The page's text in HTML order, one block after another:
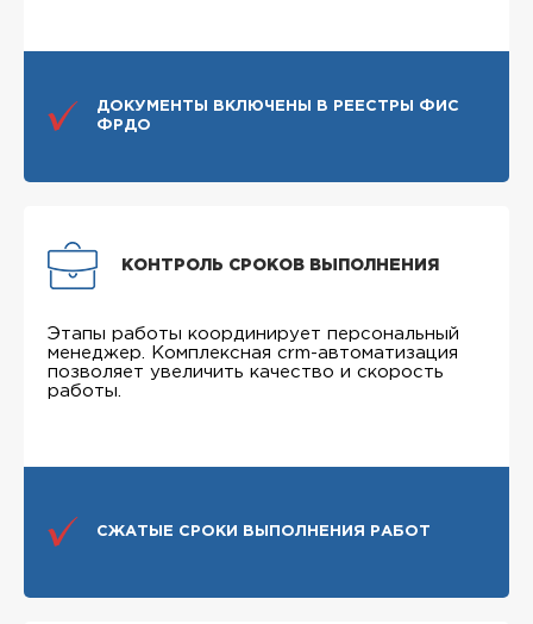
ДОКУМЕНТЫ ВКЛЮЧЕНЫ В РЕЕСТРЫ ФИС
ФРДО
КОНТРОЛЬ СРОКОВ ВЫПОЛНЕНИЯ
Этапы работы координирует персональный
менеджер. Комплексная crm-автоматизация
позволяет увеличить качество и скорость
работы.
СЖАТЫЕ СРОКИ ВЫПОЛНЕНИЯ РАБОТ